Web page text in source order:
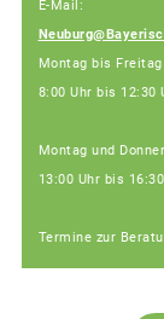
E-Mail:
Montag bis Freitag
8:00 Uhr bis 12:30
Montag und
13:00 Uhr bis
Termine zur